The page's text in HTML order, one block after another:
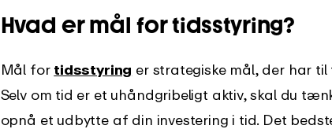
Hvad er mål for tidsstyring?
Mål for tidsstyring er strategiske mål, der har
Selv om tid er et uhåndgribeligt aktiv, skal du
opnå et udbytte af din investering i tid. Det